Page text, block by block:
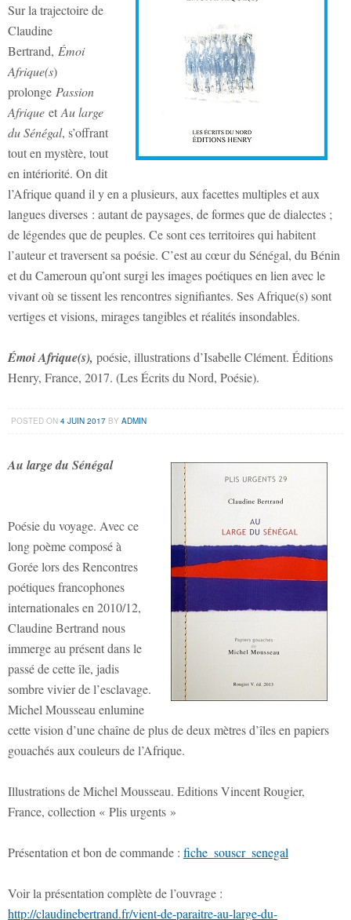
Sur la trajectoire de
Claudine
Bertrand, Émoi
Afrique(s)
prolonge Passion
Afrique et Au large
du Sénégal, s’offrant
tout en mystère, tout
en intériorité. On dit
l’Afrique quand il y en a plusieurs, aux facettes multiples et aux
langues diverses : autant de paysages, de formes que de dialectes ;
de légendes que de peuples. Ce sont ces territoires qui habitent
l’auteur et traversent sa poésie. C’est au cœur du Sénégal, du Bénin
et du Cameroun qu’ont surgi les images poétiques en lien avec le
vivant où se tissent les rencontres signifiantes. Ses Afrique(s) sont
vertiges et visions, mirages tangibles et réalités insondables.
Émoi Afrique(s), poésie, illustrations d’Isabelle Clément. Éditions
Henry, France, 2017. (Les Écrits du Nord, Poésie).
POSTED ON4 JUIN 2017 BYADMIN
Au large du Sénégal
Poésie du voyage. Avec ce
long poème composé à
Gorée lors des Rencontres
poétiques francophones
internationales en 2010/12,
Claudine Bertrand nous
immerge au présent dans le
passé de cette île, jadis
sombre vivier de l’esclavage.
Michel Mousseau enlumine
cette vision d’une chaîne de plus de deux mètres d’îles en papiers
gouachés aux couleurs de l’Afrique.
Illustrations de Michel Mousseau. Editions Vincent Rougier,
France, collection « Plis urgents »
Présentation et bon de commande : fiche_souscr_senegal
Voir la présentation complète de l’ouvrage :
http://claudinebertrand.fr/vient-de-paraitre-au-large-du-